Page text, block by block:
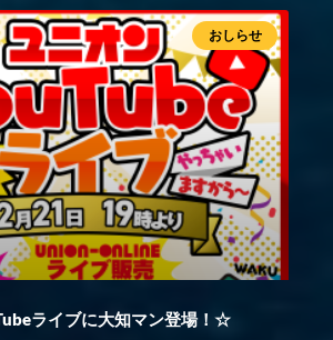
おしらせ
ライブに大知マン登場！☆